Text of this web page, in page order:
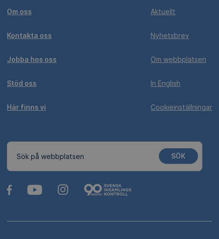
Om oss
Kontakta oss
Jobba hos oss
Stöd oss
Här finns vi
Aktuellt
Nyhetsbrev
Om webbplatsen
In English
Cookieinställningar
Sök på webbplatsen SÖK